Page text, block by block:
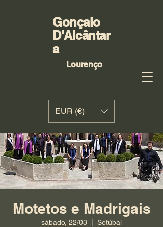
Gonçalo
D'Alcântar
a
Lourenço
EUR (€)
Motetos e Madrigais
sábado, 22/03 Setúbal